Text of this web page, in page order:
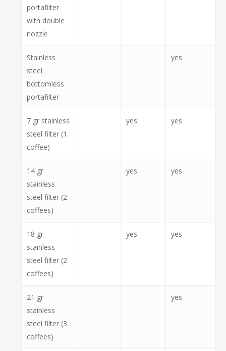
portafilter
with double
nozzle
Stainless
steel
bottomless
portafilter
yes
7 gr stainless
steel filter (1
coffee)
yes yes
14 gr
stainless
steel filter (2
coffees)
yes yes
18 gr
stainless
steel filter (2
coffees)
yes yes
21 gr
stainless
steel filter (3
coffees)
yes